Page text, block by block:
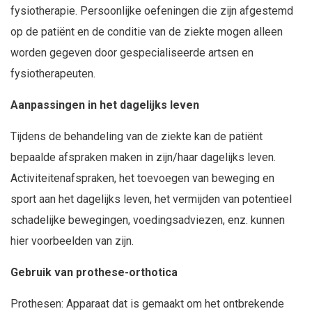
fysiotherapie. Persoonlijke oefeningen die zijn afgestemd
op de patiënt en de conditie van de ziekte mogen alleen
worden gegeven door gespecialiseerde artsen en
fysiotherapeuten.
Aanpassingen in het dagelijks leven
Tijdens de behandeling van de ziekte kan de patiënt
bepaalde afspraken maken in zijn/haar dagelijks leven.
Activiteitenafspraken, het toevoegen van beweging en
sport aan het dagelijks leven, het vermijden van potentieel
schadelijke bewegingen, voedingsadviezen, enz. kunnen
hier voorbeelden van zijn.
Gebruik van prothese-orthotica
Prothesen: Apparaat dat is gemaakt om het ontbrekende